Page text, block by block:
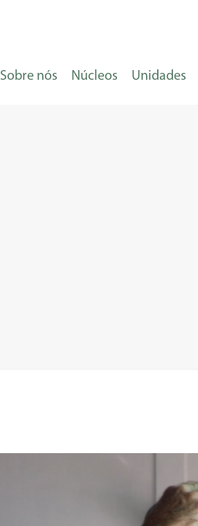
Sobre nós Núcleos Unidades